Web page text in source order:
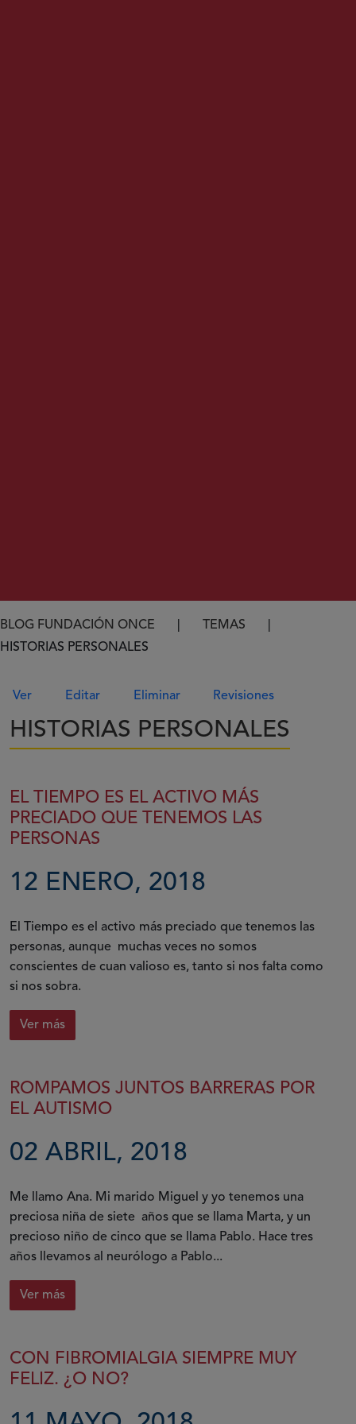
Ruta de navegación
BLOG FUNDACIÓN ONCE
TEMAS
HISTORIAS PERSONALES
Solapas principales
Ver Editar Eliminar Revisiones
HISTORIAS PERSONALES
EL TIEMPO ES EL ACTIVO MÁS
PRECIADO QUE TENEMOS LAS
PERSONAS
12 ENERO, 2018
El Tiempo es el activo más preciado que tenemos las
personas, aunque muchas veces no somos
conscientes de cuan valioso es, tanto si nos falta como
si nos sobra.
Ver más
ROMPAMOS JUNTOS BARRERAS POR
EL AUTISMO
02 ABRIL, 2018
Me llamo Ana. Mi marido Miguel y yo tenemos una
preciosa niña de siete años que se llama Marta, y un
precioso niño de cinco que se llama Pablo. Hace tres
años llevamos al neurólogo a Pablo...
Ver más
CON FIBROMIALGIA SIEMPRE MUY
FELIZ. ¿O NO?